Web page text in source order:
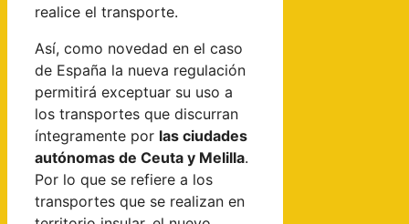
realice el transporte.
Así, como novedad en el caso
de España la nueva regulación
permitirá exceptuar su uso a
los transportes que discurran
íntegramente por las ciudades
autónomas de Ceuta y Melilla.
Por lo que se refiere a los
transportes que se realizan en